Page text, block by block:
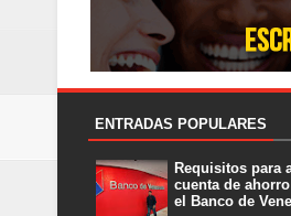
ENTRADAS POPULARES
Requisitos para
cuenta de
el Banco de